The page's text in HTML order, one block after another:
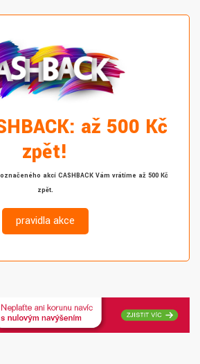
až 500 Kč
zpět!
akcí CASHBACK Vám vrátíme až 500 Kč
zpět.
pravidla akce